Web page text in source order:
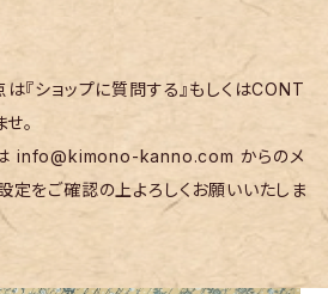
『ショップに質問する』もしくはCONT
。
info@kimono-kanno.com からのメ
定をご確認の上よろしくお願いいたしま